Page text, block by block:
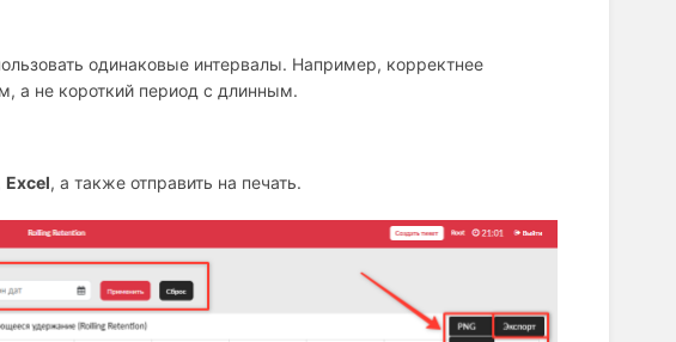
одинаковые интервалы. Например, корректнее
а не короткий период с длинным.
Excel, а также отправить на печать.